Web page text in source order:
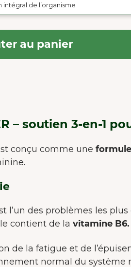
intégral de l’organisme
au panier
– soutien 3-en-1
conçu comme une
l’un des problèmes les
contient de la vitamine B6.
de la fatigue et de
normal du système